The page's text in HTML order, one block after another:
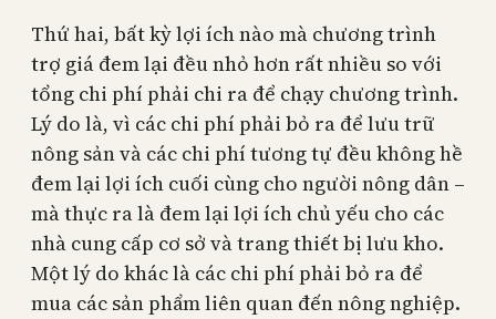
Thứ hai, bất kỳ lợi ích nào mà chương trình
trợ giá đem lại đều nhỏ hơn rất nhiều so với
tổng chi phí phải chi ra để chạy chương trình.
Lý do là, vì các chi phí phải bỏ ra để lưu trữ
nông sản và các chi phí tương tự đều không hề
đem lại lợi ích cuối cùng cho người nông dân –
mà thực ra là đem lại lợi ích chủ yếu cho các
nhà cung cấp cơ sở và trang thiết bị lưu kho.
Một lý do khác là các chi phí phải bỏ ra để
mua các sản phẩm liên quan đến nông nghiệp.